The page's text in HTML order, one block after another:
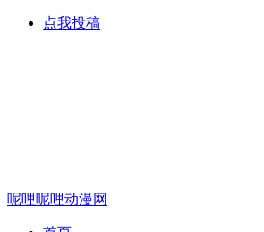
点我投稿
呢哩呢哩动漫网